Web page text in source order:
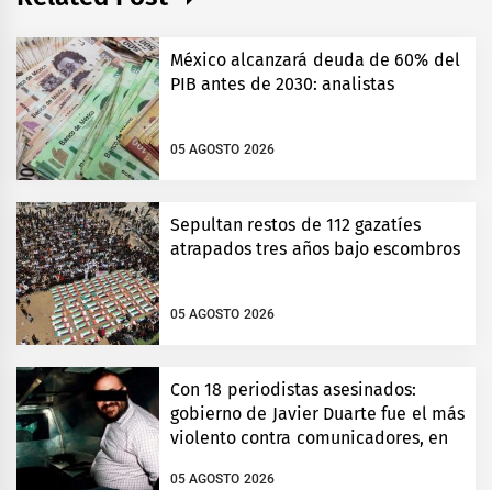
México alcanzará deuda de 60% del
PIB antes de 2030: analistas
05 AGOSTO 2026
Sepultan restos de 112 gazatíes
atrapados tres años bajo escombros
05 AGOSTO 2026
Con 18 periodistas asesinados:
gobierno de Javier Duarte fue el más
violento contra comunicadores, en
05 AGOSTO 2026